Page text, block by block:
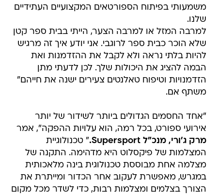
משמעותי בפיתוח הספורטאים המקצועיים העתידיים
שלנו.
למרבה המזל או למרבה הצער, הייתי בבית ספר קטן
שלא הוכר כבית ספר לרוגבי. אני יודע איך זה מרגיש
להיות בלתי נראה ולא לקבל את ההזדמנות ואת
הבמה להציג את היכולות שלך. לכן לדעתי מתן
הזדמנויות וטיפוח טאלנטים צעירים ישנה את חייהם"
משתף אם.
"אחד החסמים הגדולים ביותר לשידור של יותר
אירועי ספורט, בכל רמה, הוא עלויות ההפקה", אמר
מרק ג'ורי, מנכ"ל Supersport.
" טכנולוגיית
המצלמות של פיקסלוט היא מדהימה. התקנה של
מצלמה אחת מבוססת טכנולוגית בינה מלאכותית
במגרש, מאפשרת לעקוב אחר הכדור ומייתרת את
הצורך בצלמים ומצלמות רבות, כדי לשדר מכל מקום